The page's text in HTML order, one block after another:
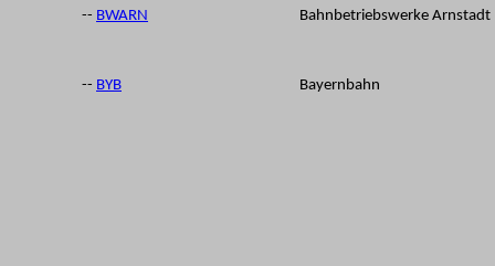
-- BWARN Bahnbetriebswerke Arnstadt
-- BYB Bayernbahn